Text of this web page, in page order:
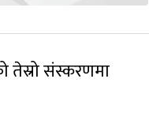
तेस्रो संस्करणमा